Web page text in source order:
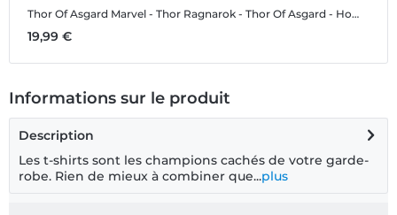
Thor Of Asgard Marvel - Thor Ragnarok - Thor Of Asgard - Homme T-shirt
19,99 €
Informations sur le produit
Description
Les t-shirts sont les champions cachés de votre garde-
robe. Rien de mieux à combiner que...plus